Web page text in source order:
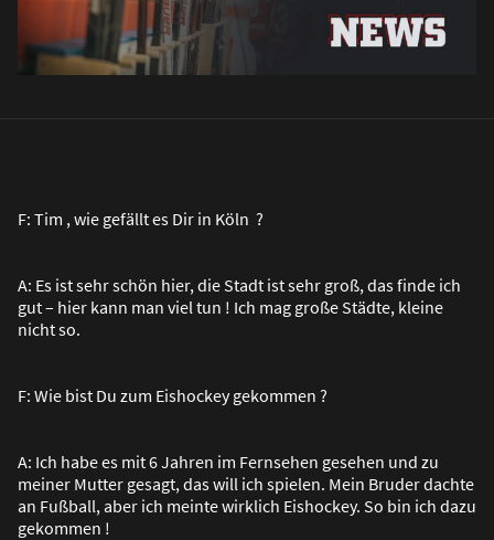
F: Tim , wie gefällt es Dir in Köln ?
A: Es ist sehr schön hier, die Stadt ist sehr groß, das finde ich
gut – hier kann man viel tun ! Ich mag große Städte, kleine
nicht so.
F: Wie bist Du zum Eishockey gekommen ?
A: Ich habe es mit 6 Jahren im Fernsehen gesehen und zu
meiner Mutter gesagt, das will ich spielen. Mein Bruder dachte
an Fußball, aber ich meinte wirklich Eishockey. So bin ich dazu
gekommen !